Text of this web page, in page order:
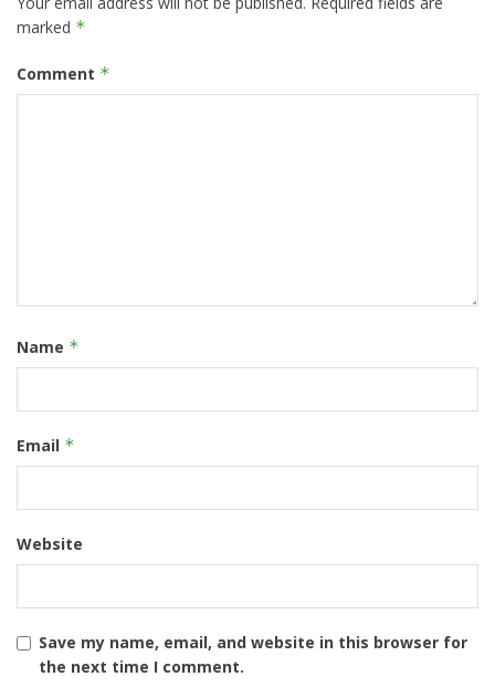
marked *
Comment *
Name *
Email *
Website
Save my name, email, and website in this browser for
the next time I comment.